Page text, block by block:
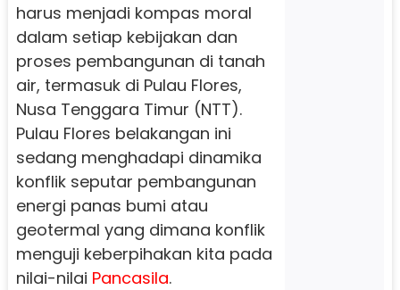
harus menjadi kompas moral
dalam setiap kebijakan dan
proses pembangunan di tanah
air, termasuk di Pulau Flores,
Nusa Tenggara Timur (NTT).
Pulau Flores belakangan ini
sedang menghadapi dinamika
konflik seputar pembangunan
energi panas bumi atau
geotermal yang dimana konflik
menguji keberpihakan kita pada
nilai-nilai Pancasila.